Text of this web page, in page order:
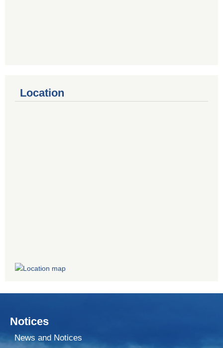
Location
Notices
News and Notices